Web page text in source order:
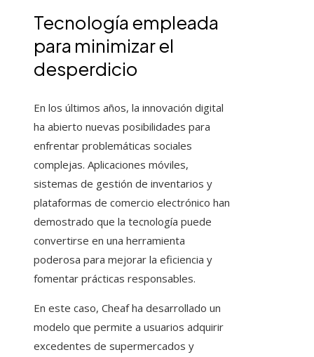
Tecnología empleada
para minimizar el
desperdicio
En los últimos años, la innovación digital
ha abierto nuevas posibilidades para
enfrentar problemáticas sociales
complejas. Aplicaciones móviles,
sistemas de gestión de inventarios y
plataformas de comercio electrónico han
demostrado que la tecnología puede
convertirse en una herramienta
poderosa para mejorar la eficiencia y
fomentar prácticas responsables.
En este caso, Cheaf ha desarrollado un
modelo que permite a usuarios adquirir
excedentes de supermercados y